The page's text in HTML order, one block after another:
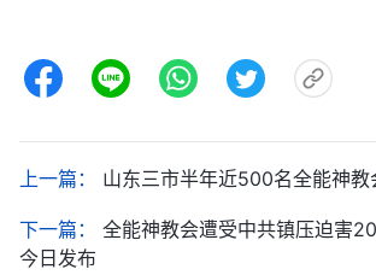
上一篇： 山东三市半年近500名全能神教
下一篇： 全能神教会遭受中共镇压迫害
今日发布